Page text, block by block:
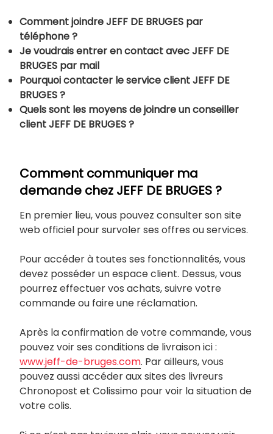
Comment joindre JEFF DE BRUGES par
téléphone ?
Je voudrais entrer en contact avec JEFF DE
BRUGES par mail
Pourquoi contacter le service client JEFF DE
BRUGES ?
Quels sont les moyens de joindre un conseiller
client JEFF DE BRUGES ?
Comment communiquer ma
demande chez JEFF DE BRUGES ?
En premier lieu, vous pouvez consulter son site
web officiel pour survoler ses offres ou services.
Pour accéder à toutes ses fonctionnalités, vous
devez posséder un espace client. Dessus, vous
pourrez effectuer vos achats, suivre votre
commande ou faire une réclamation.
Après la confirmation de votre commande, vous
pouvez voir ses conditions de livraison ici :
www.jeff-de-bruges.com. Par ailleurs, vous
pouvez aussi accéder aux sites des livreurs
Chronopost et Colissimo pour voir la situation de
votre colis.